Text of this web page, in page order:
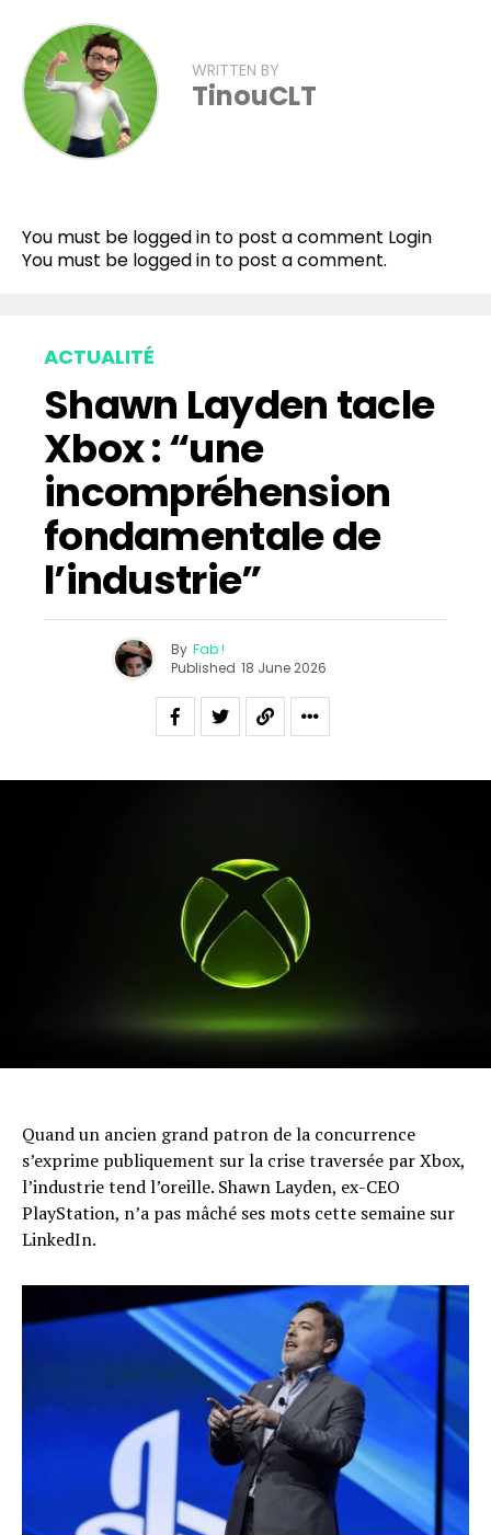
WRITTEN BY
TinouCLT
You must be logged in to post a comment Login
You must be logged in to post a comment.
ACTUALITÉ
Shawn Layden tacle
Xbox : “une
incompréhension
fondamentale de
l’industrie”
By Fab !
Published 18 June 2026
Quand un ancien grand patron de la concurrence
s’exprime publiquement sur la crise traversée par Xbox,
l’industrie tend l’oreille. Shawn Layden, ex-CEO
PlayStation, n’a pas mâché ses mots cette semaine sur
LinkedIn.
Pinterest